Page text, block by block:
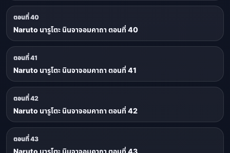
ตอนที่ 40
Naruto นารูโตะ นินจาจอมคาถา ตอนที่ 40
ตอนที่ 41
Naruto นารูโตะ นินจาจอมคาถา ตอนที่ 41
ตอนที่ 42
Naruto นารูโตะ นินจาจอมคาถา ตอนที่ 42
ตอนที่ 43
Naruto นารูโตะ นินจาจอมคาถา ตอนที่ 43